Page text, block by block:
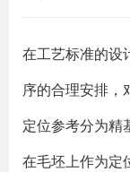
在工艺标准的设
序的合理安排，
定位参考分为精
在毛坯上作为定